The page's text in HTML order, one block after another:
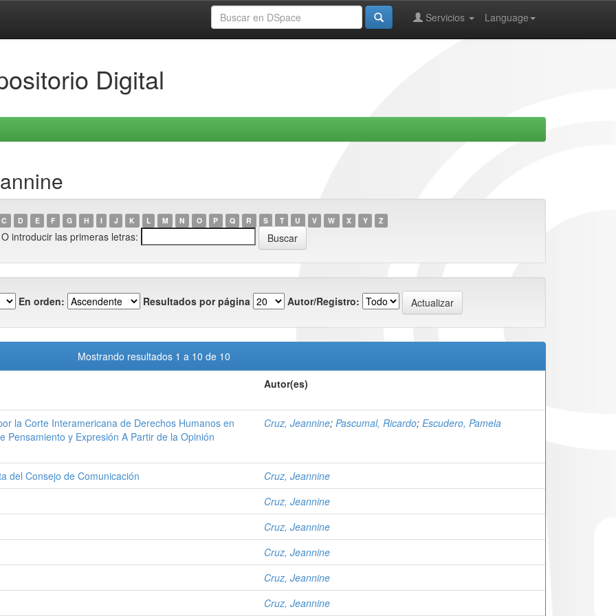
Language
Servicios
Digital
C D E F G H I J K L M N O P Q R S T U V W X Y Z
O introducir las primeras letras:
En orden: Resultados por página Autor/Registro:
Mostrando resultados 1 a 10 de 10
Autor(es)
la Corte Interamericana de Derechos Humanos en
Pensamiento y Expresión A Partir de la Opinión
Cruz, Jeannine; Pascumal, Ricardo; Escudero, Pamela
del Consejo de Comunicación
Cruz, Jeannine
Cruz, Jeannine
Cruz, Jeannine
Cruz, Jeannine
Cruz, Jeannine
Cruz, Jeannine